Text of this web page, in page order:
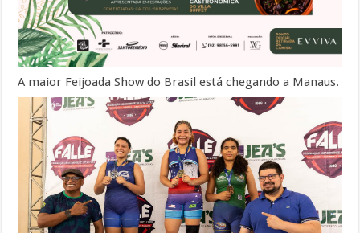
A maior Feijoada Show do Brasil está chegando a Manaus.